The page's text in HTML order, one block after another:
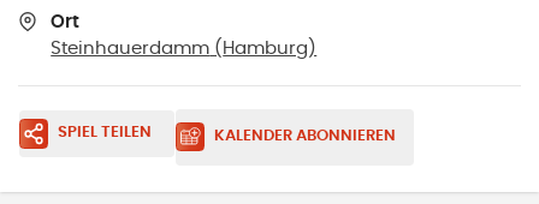
Ort
Steinhauerdamm ( Hamburg )
SPIEL TEILEN KALENDER ABONNIEREN